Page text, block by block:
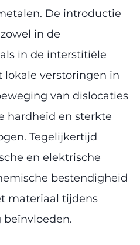
De introductie
in de
in de interstitiële
lokale verstoringen in
van dislocaties
hardheid en sterkte
Tegelijkertijd
en elektrische
bestendigheid
materiaal tijdens